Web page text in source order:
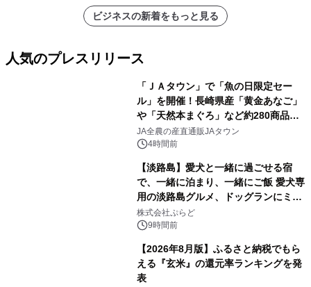
ビジネスの新着をもっと見る
人気のプレスリリース
「ＪＡタウン」で「魚の日限定セー
ル」を開催！長崎県産「黄金あなご」
や「天然本まぐろ」など約280商品を
販売！～毎月１０日の定例企画～
JA全農の産直通販JAタウン
4時間前
【淡路島】愛犬と一緒に過ごせる宿
で、一緒に泊まり、一緒にご飯 愛犬専
用の淡路島グルメ、ドッグランにミニ
プール グランピングとトレーラーハウ
スの2施設で
株式会社ぷらど
9時間前
【2026年8月版】ふるさと納税でもら
える『玄米』の還元率ランキングを発
表